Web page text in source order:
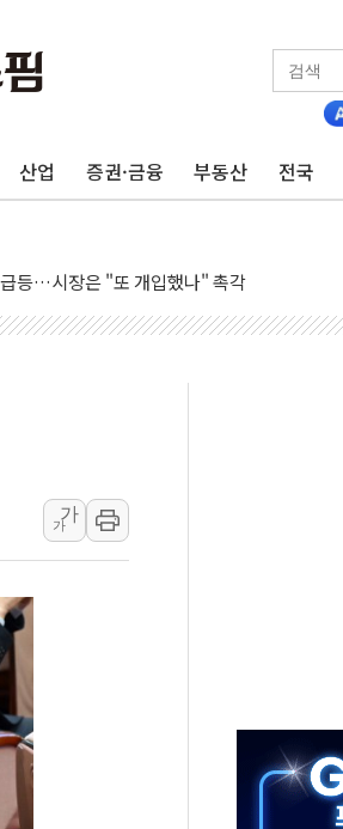
산업 증권·금융 부동산 전국
용 감소에 9월 동결 전망 우세
'공동방위협정' 체결… 이스라엘·이란 위협에
장 공사 중단 명령…트럼프 제동
프리뷰...美 고용 쇼크에 반도체주 '활짝'
크에 금리 인상 우려 후퇴…나스닥 선물 1%
때와 달리 워시엔 톤 낮춰
책특보 내정설...포항시 '시끌'
음 100년 밑거름…수도권 집중 완화 전환점"
동산 2차 회의' 주재… "전폭적 공급 확대·속
관세 15% 부과…美 태양광주 급등
만남
자 위독…곧 사망해도 놀랍지 않아"
대 규모 400MW 태양광 착공…여의도 1.6배
가
가